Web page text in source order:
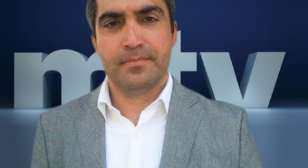
البرامج
جدول البرامج
شاهد البرامج